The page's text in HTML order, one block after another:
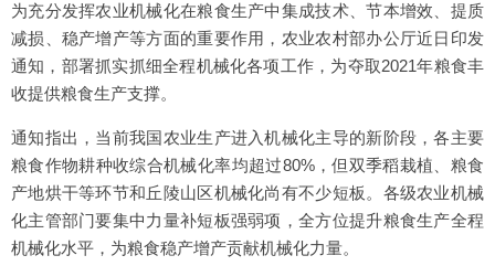
为充分发挥农业机械化在粮食生产中集成技术、节本增效、提质
减损、稳产增产等方面的重要作用，农业农村部办公厅近日印发
通知，部署抓实抓细全程机械化各项工作，为夺取2021年粮食丰
收提供粮食生产支撑。
通知指出，当前我国农业生产进入机械化主导的新阶段，各主要
粮食作物耕种收综合机械化率均超过80%，但双季稻栽植、粮食
产地烘干等环节和丘陵山区机械化尚有不少短板。各级农业机械
化主管部门要集中力量补短板强弱项，全方位提升粮食生产全程
机械化水平，为粮食稳产增产贡献机械化力量。